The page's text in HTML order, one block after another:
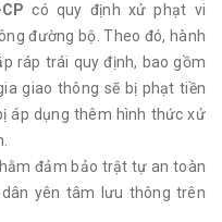
có quy định xử phạt vi
đường bộ. Theo đó, hành
ráp trái quy định, bao gồm
giao thông sẽ bị phạt tiền
áp dụng thêm hình thức xử
đảm bảo trật tự an toàn
yên tâm lưu thông trên